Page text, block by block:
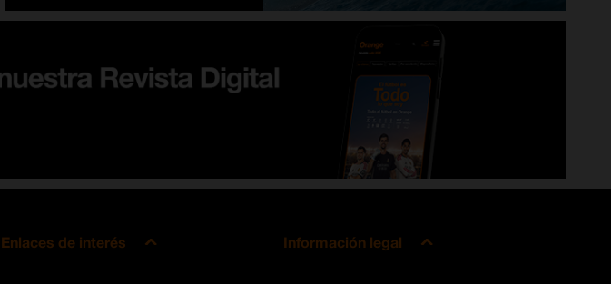
Enlaces de interés Información legal